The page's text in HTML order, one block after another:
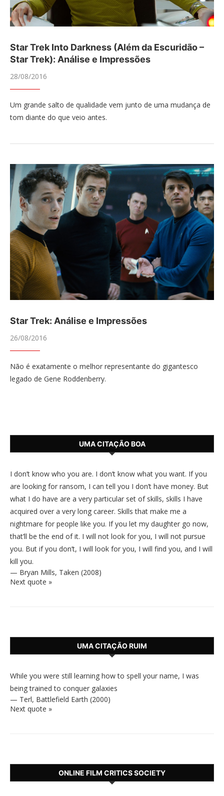
Star Trek Into Darkness (Além da Escuridão –
Star Trek): Análise e Impressões
28/08/2016
Um grande salto de qualidade vem junto de uma mudança de
tom diante do que veio antes.
Star Trek: Análise e Impressões
26/08/2016
Não é exatamente o melhor representante do gigantesco
legado de Gene Roddenberry.
UMA CITAÇÃO BOA
I don’t know who you are. I don’t know what you want. If you
are looking for ransom, I can tell you I don’t have money. But
what I do have are a very particular set of skills, skills I have
acquired over a very long career. Skills that make me a
nightmare for people like you. If you let my daughter go now,
that’ll be the end of it. I will not look for you, I will not pursue
you. But if you don’t, I will look for you, I will find you, and I will
kill you.
— Bryan Mills, Taken (2008)
Next quote »
UMA CITAÇÃO RUIM
While you were still learning how to spell your name, I was
being trained to conquer galaxies
— Terl, Battlefield Earth (2000)
Next quote »
ONLINE FILM CRITICS SOCIETY